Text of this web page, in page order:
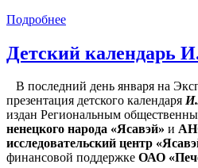
Подробнее
Детский календарь
В последний день января на
презентация детского календаря
издан Региональным
ненецкого народа «Ясавэй» и
исследовательский центр
финансовой поддержке ОАО